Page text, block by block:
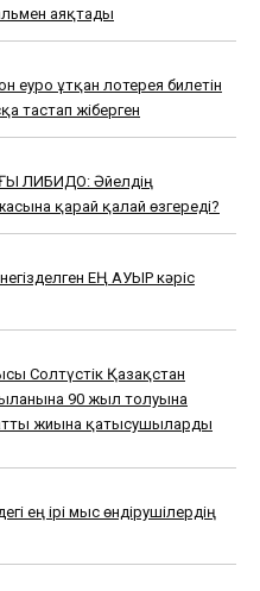
аяқтады
еуро ұтқан лотерея билетін
тастап жіберген
ЛИБИДО: Әйелдің
қарай қалай өзгереді?
ЕҢ АУЫР кәріс
Солтүстік Қазақстан
90 жыл толуына
жиынға қатысушыларды
ең ірі мыс өндірушілердің